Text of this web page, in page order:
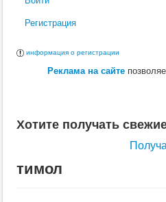
Регистрация
информация о регистрации
Реклама на сайте
Хотите получать
тимол